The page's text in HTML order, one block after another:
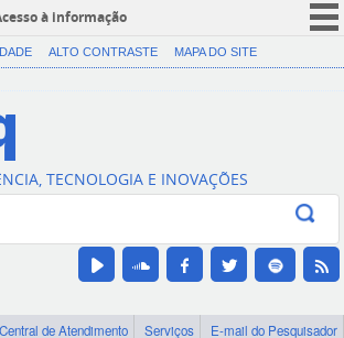
à informação
CORONAVÍRUS (COVID-19)
Canais
ALTO CONTRASTE MAPA DO SITE
TECNOLOGIA E INOVAÇÕES
Central de Atendimento Serviços
E-mail do Pesquisador